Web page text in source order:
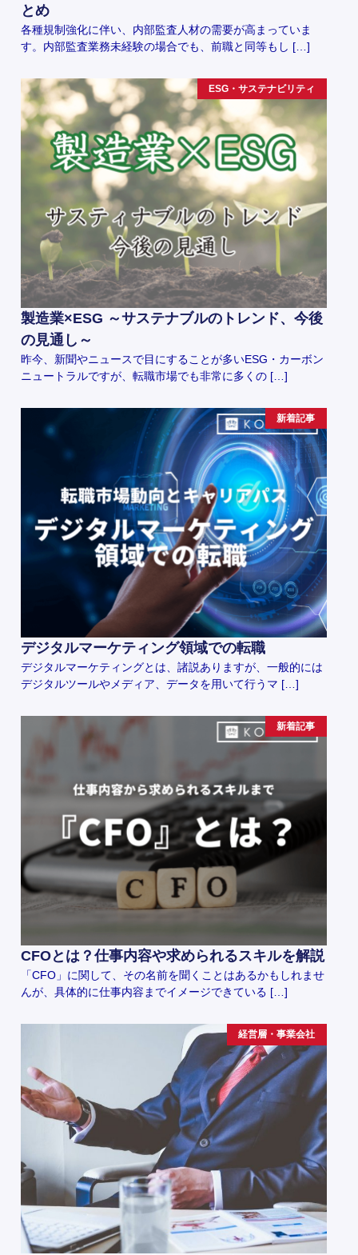
とめ
各種規制強化に伴い、内部監査人材の需要が高まっていま
す。内部監査業務未経験の場合でも、前職と同等もし […]
ESG・サステナビリティ
製造業×ESG ～サステナブルのトレンド、今後
の見通し～
昨今、新聞やニュースで目にすることが多いESG・カーボン
ニュートラルですが、転職市場でも非常に多くの […]
新着記事
デジタルマーケティング領域での転職
デジタルマーケティングとは、諸説ありますが、一般的には
デジタルツールやメディア、データを用いて行うマ […]
新着記事
CFOとは？仕事内容や求められるスキルを解説
「CFO」に関して、その名前を聞くことはあるかもしれませ
んが、具体的に仕事内容までイメージできている […]
経営層・事業会社